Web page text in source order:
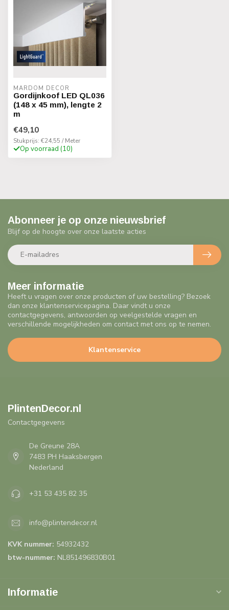
MARDOM DECOR
Gordijnkoof LED QL036
(148 x 45 mm), lengte 2
m
€49,10
Stukprijs: €24,55 / Meter
Op voorraad (10)
Meer informatie
Heeft u vragen over onze producten of uw bestelling? Bezoek
dan onze klantenservicepagina. Daar vindt u onze
contactgegevens, antwoorden op veelgestelde vragen en
verschillende mogelijkheden om contact met ons op te nemen.
Klantenservice
Abonneer je op onze nieuwsbrief
Blijf op de hoogte over onze laatste acties
PlintenDecor.nl
Contactgegevens
De Greune 28A
7483 PH Haaksbergen
Nederland
+31 53 435 82 35
info@plintendecor.nl
KVK nummer: 54932432
btw-nummer: NL851496830B01
Informatie